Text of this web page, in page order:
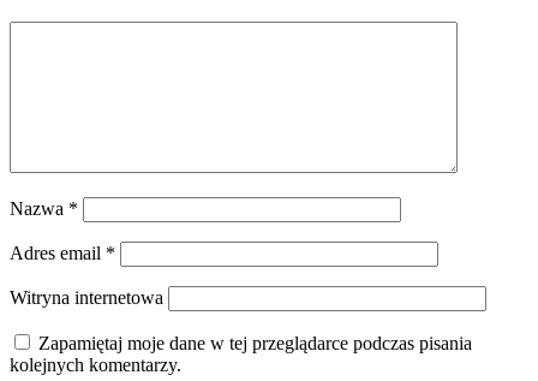
Nazwa *
Adres email *
Witryna internetowa
Zapamiętaj moje dane w tej przeglądarce podczas pisania
kolejnych komentarzy.